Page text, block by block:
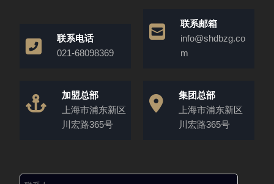
联系电话
021-68098369
联系邮箱
info@shdbzg.co
m
加盟总部
上海市浦东新区
川宏路365号
集团总部
上海市浦东新区
川宏路365号